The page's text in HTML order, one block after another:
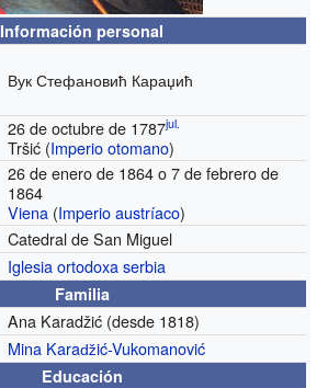
Información personal
Вук Стефановић Караџић
26 de octubre de 1787jul.
Tršić (Imperio otomano)
26 de enero de 1864 o 7 de febrero de
1864
Viena (Imperio austríaco)
Catedral de San Miguel
Iglesia ortodoxa serbia
Familia
Ana Karadžić (desde 1818)
Mina Karaǆić-Vukomanović
Educación